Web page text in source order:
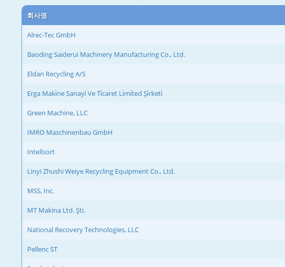
회사명
Alrec-Tec GmbH
Baoding Saiderui Machinery Manufacturing Co., Ltd.
Eldan Recycling A/S
Erga Maki̇ne Sanayi̇ Ve Ti̇caret Li̇mi̇ted Şi̇rketi̇
Green Machine, LLC
IMRO Maschinenbau GmbH
Intellsort
Linyi Zhushi Weiye Recycling Equipment Co., Ltd.
MSS, Inc.
MT Makina Ltd. Şti.
National Recovery Technologies, LLC
Pellenc ST